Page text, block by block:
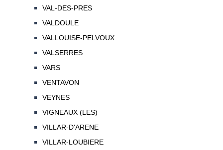
VAL-DES-PRES
VALDOULE
VALLOUISE-PELVOUX
VALSERRES
VARS
VENTAVON
VEYNES
VIGNEAUX (LES)
VILLAR-D'ARENE
VILLAR-LOUBIERE